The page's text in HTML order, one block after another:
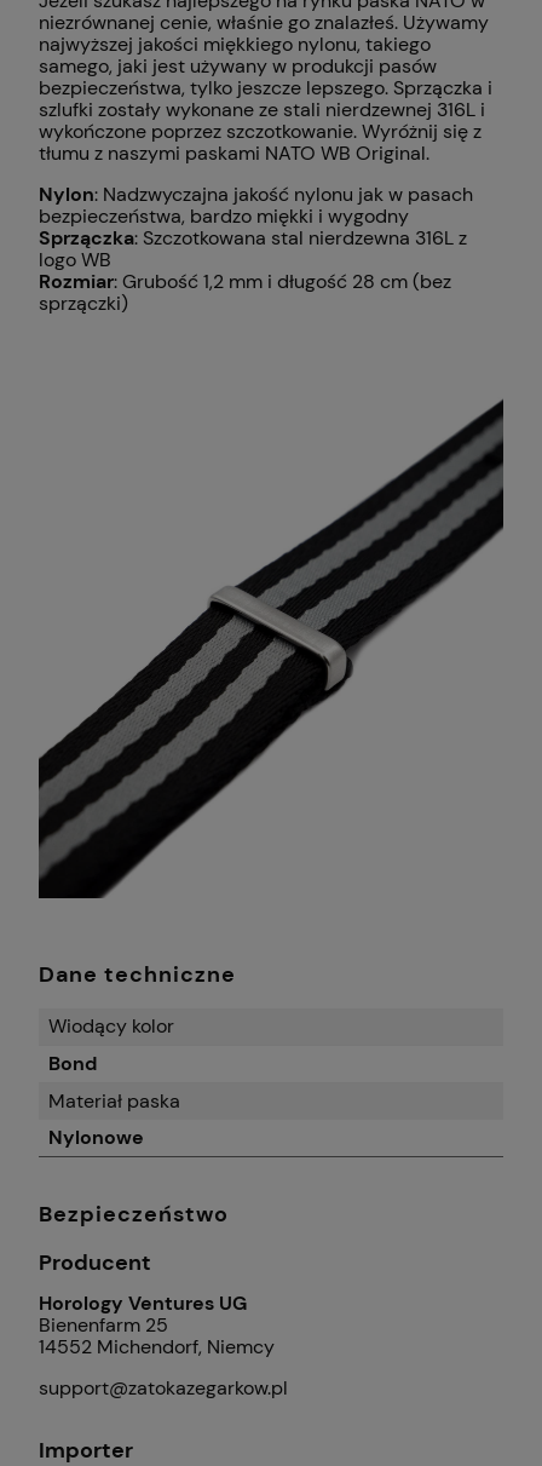
niezrównanej cenie, właśnie go znalazłeś. Używamy
najwyższej jakości miękkiego nylonu, takiego
samego, jaki jest używany w produkcji pasów
bezpieczeństwa, tylko jeszcze lepszego. Sprzączka i
szlufki zostały wykonane ze stali nierdzewnej 316L i
wykończone poprzez szczotkowanie. Wyróżnij się z
tłumu z naszymi paskami NATO WB Original.
Nylon: Nadzwyczajna jakość nylonu jak w pasach
bezpieczeństwa, bardzo miękki i wygodny
Sprzączka: Szczotkowana stal nierdzewna 316L z
logo WB
Rozmiar: Grubość 1,2 mm i długość 28 cm (bez
sprzączki)
Dane techniczne
Wiodący kolor
Bond
Materiał paska
Nylonowe
Bezpieczeństwo
Producent
Horology Ventures UG
Bienenfarm 25
14552 Michendorf, Niemcy
support@zatokazegarkow.pl
Importer